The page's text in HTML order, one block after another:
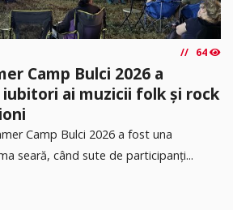
64
Camp Bulci 2026 a
ai muzicii folk și rock
Camp Bulci 2026 a fost una
seară, când sute de participanți...